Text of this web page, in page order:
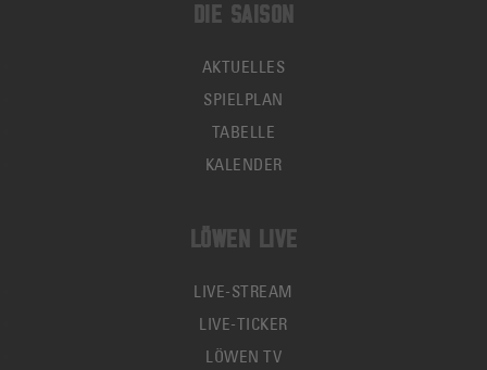
DIE SAISON
AKTUELLES
SPIELPLAN
TABELLE
KALENDER
LÖWEN LIVE
LIVE-STREAM
LIVE-TICKER
LÖWEN TV